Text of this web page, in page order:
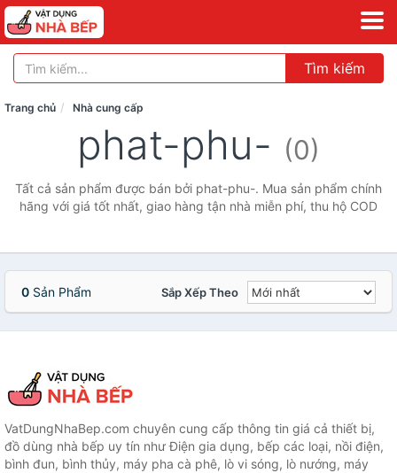
Tìm kiếm
Trang chủ Nhà cung cấp
phat-phu- (0)
Tất cả sản phẩm được bán bởi phat-phu-. Mua sản phẩm chính
hãng với giá tốt nhất, giao hàng tận nhà miễn phí, thu hộ COD
0 Sản Phẩm Sắp Xếp Theo
VatDungNhaBep.com chuyên cung cấp thông tin giá cả thiết bị,
đồ dùng nhà bếp uy tín như Điện gia dụng, bếp các loại, nồi điện,
bình đun, bình thủy, máy pha cà phê, lò vi sóng, lò nướng, máy